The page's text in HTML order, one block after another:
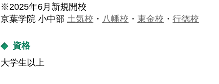
※2025年6月新規開校
京葉学院 小中部 土気校 ・ 八幡校 ・ 東金校 ・ 行徳校
資格
大学生以上